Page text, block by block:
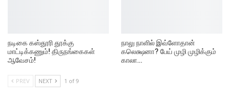
நடிகை கஸ்தூரி தூக்கு
மாட்டிக்கணும்! திருநங்கைகள்
ஆவேசம்!
நாலு நாளில் இவ்ளோதான்
கலெக்ஷனா? பேய் முழி முழிக்கும்
காலா…
PREV NEXT 1 of 9